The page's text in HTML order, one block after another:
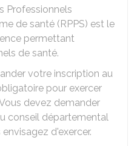
Professionnels
de santé (RPPS) est le
permettant
de santé.
votre inscription au
pour exercer
devez demander
conseil départemental
d'exercer.